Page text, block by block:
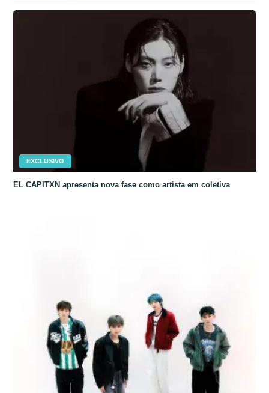
EXCLUSIVO
EL CAPITXN apresenta nova fase como artista em coletiva